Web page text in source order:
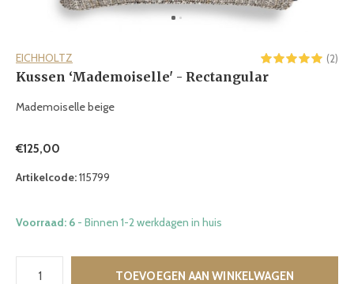
EICHHOLTZ (2)
Kussen ‘Mademoiselle' - Rectangular
Mademoiselle beige
€125,00
Artikelcode:115799
Voorraad: 6 - Binnen 1-2 werkdagen in huis
TOEVOEGEN AAN WINKELWAGEN